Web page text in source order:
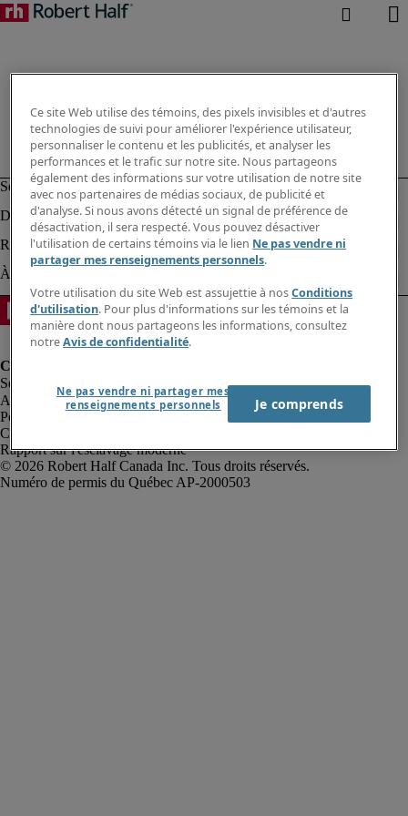
Alerte à la fraude
Politique de confidentialité
Conditions d’utilisation
Rapport sur l'esclavage moderne
Robert Half Canada Inc. Tous droits réservés.
Ce site Web utilise des témoins, des pixels invisibles et d'autres
technologies de suivi pour améliorer l'expérience utilisateur,
personnaliser le contenu et les publicités, et analyser les
performances et le trafic sur notre site. Nous partageons
également des informations sur votre utilisation de notre site
avec nos partenaires de médias sociaux, de publicité et
d'analyse. Si nous avons détecté un signal de préférence de
désactivation, il sera respecté. Vous pouvez désactiver
l'utilisation de certains témoins via le lien Ne pas vendre ni
partager mes renseignements personnels.
Votre utilisation du site Web est assujettie à nosConditions
d'utilisation. Pour plus d'informations sur les témoins et la
manière dont nous partageons les informations, consultez
notreAvis de confidentialité.
Ne pas vendre ni partager mes
renseignements personnels
Je comprends